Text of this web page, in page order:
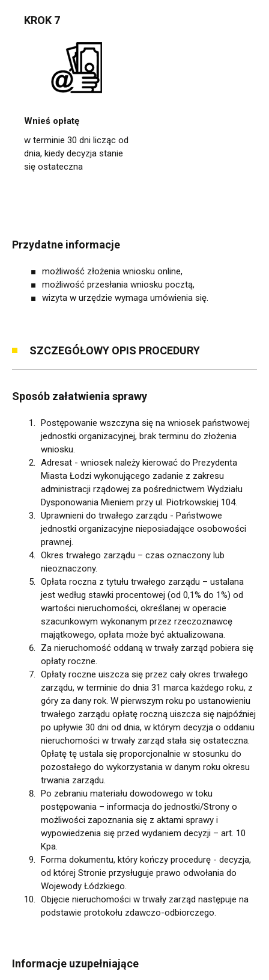
KROK 7
Wnieś opłatę
w terminie 30 dni licząc od
dnia, kiedy decyzja stanie
się ostateczna
Przydatne informacje
możliwość złożenia wniosku online,
możliwość przesłania wniosku pocztą,
wizyta w urzędzie wymaga umówienia się.
SZCZEGÓŁOWY OPIS PROCEDURY
Sposób załatwienia sprawy
Postępowanie wszczyna się na wniosek państwowej
jednostki organizacyjnej, brak terminu do złożenia
wniosku.
Adresat - wniosek należy kierować do Prezydenta
Miasta Łodzi wykonującego zadanie z zakresu
administracji rządowej za pośrednictwem Wydziału
Dysponowania Mieniem przy ul. Piotrkowskiej 104.
Uprawnieni do trwałego zarządu - Państwowe
jednostki organizacyjne nieposiadające osobowości
prawnej.
Okres trwałego zarządu – czas oznaczony lub
nieoznaczony.
Opłata roczna z tytułu trwałego zarządu – ustalana
jest według stawki procentowej (od 0,1% do 1%) od
wartości nieruchomości, określanej w operacie
szacunkowym wykonanym przez rzeczoznawcę
majątkowego, opłata może być aktualizowana.
Za nieruchomość oddaną w trwały zarząd pobiera się
opłaty roczne.
Opłaty roczne uiszcza się przez cały okres trwałego
zarządu, w terminie do dnia 31 marca każdego roku, z
góry za dany rok. W pierwszym roku po ustanowieniu
trwałego zarządu opłatę roczną uiszcza się najpóźniej
po upływie 30 dni od dnia, w którym decyzja o oddaniu
nieruchomości w trwały zarząd stała się ostateczna.
Opłatę tę ustala się proporcjonalnie w stosunku do
pozostałego do wykorzystania w danym roku okresu
trwania zarządu.
Po zebraniu materiału dowodowego w toku
postępowania – informacja do jednostki/Strony o
możliwości zapoznania się z aktami sprawy i
wypowiedzenia się przed wydaniem decyzji – art. 10
Kpa.
Forma dokumentu, który kończy procedurę - decyzja,
od której Stronie przysługuje prawo odwołania do
Wojewody Łódzkiego.
Objęcie nieruchomości w trwały zarząd następuje na
podstawie protokołu zdawczo-odbiorczego.
Informacje uzupełniające